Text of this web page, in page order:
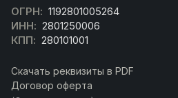
ОГРН: 1192801005264
ИНН: 2801250006
КПП: 280101001
Скачать реквизиты в PDF
Договор оферта